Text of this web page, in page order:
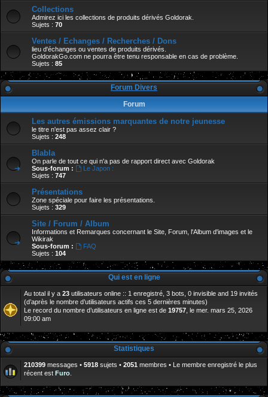
Collections
Admirez ici les collections de produits dérivés Goldorak.
Sujets : 70
Ventes / Echanges / Recherches / Dons
lieu d'échanges ou ventes de produits dérivés.
GoldorakGo.com ne pourra être tenu responsable en cas de problème.
Sujets : 85
Forum Divers
Forum
Les autres émissions marquantes de notre jeunesse
le titre n'est pas assez clair ?
Sujets : 248
Blabla
On parle de tout ce qui n'a pas de rapport direct avec Goldorak
Sous-forum :
Le Japon :
Sujets : 747
Présentations
Zone spéciale pour faire les présentations.
Sujets : 329
Site / Forum / Album
Informations et Remarques concernant le Site, Forum, l'Album d'images et le
Wikirak
Sous-forum :
FAQ
Sujets : 104
Qui est en ligne
Au total il y a 23 utilisateurs online :: 1 enregistré, 3 bots, 0 invisible and 19 invités
(d’après le nombre d’utilisateurs actifs ces 5 dernières minutes)
Le record du nombre d’utilisateurs en ligne est de 19757 , le mer. mars 25, 2026
09:00 am
Statistiques
210399 messages • 5918 sujets • 2051 membres • Le membre enregistré le plus
récent est Furo